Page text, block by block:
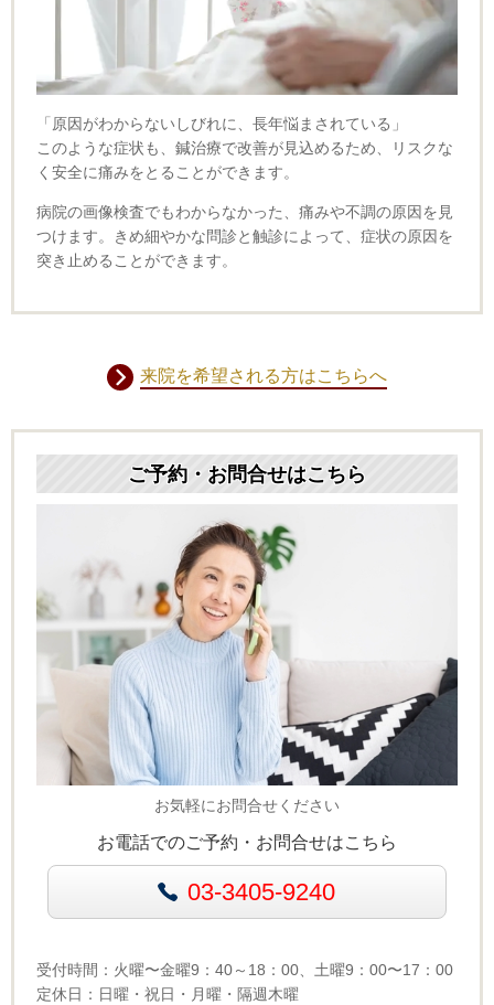
「原因がわからないしびれに、長年悩まされている」
このような症状も、鍼治療で改善が見込めるため、リスクな
く安全に痛みをとることができます。
病院の画像検査でもわからなかった、痛みや不調の原因を見
つけます。きめ細やかな問診と触診によって、症状の原因を
突き止めることができます。
来院を希望される方はこちらへ
ご予約・お問合せはこちら
お気軽にお問合せください
お電話でのご予約・お問合せはこちら
03-3405-9240
受付時間：火曜〜金曜9：40～18：00、土曜9：00〜17：00
定休日：日曜・祝日・月曜・隔週木曜